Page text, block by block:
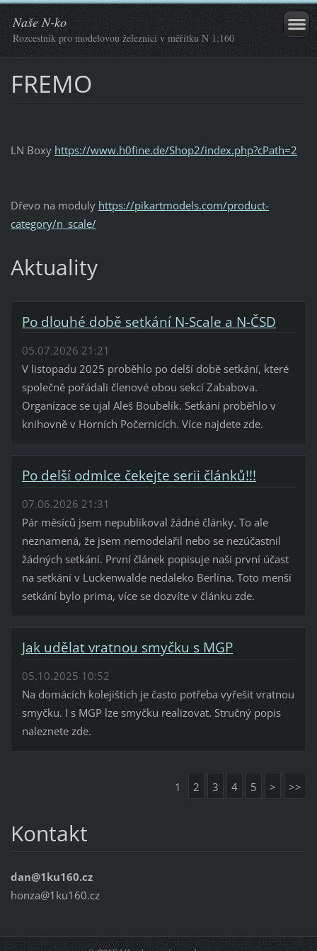
Naše N-ko
Rozcestník pro modelovou železnici v měřítku N 1:160
FREMO
LN Boxy https://www.h0fine.de/Shop2/index.php?cPath=2
Dřevo na moduly https://pikartmodels.com/product-
category/n_scale/
Aktuality
Po dlouhé době setkání N-Scale a N-ČSD
05.07.2026 21:21
V listopadu 2025 proběhlo po delší době setkání, které
společně pořádali členové obou sekcí Zababova.
Organizace se ujal Aleš Boubelík. Setkání proběhlo v
knihovně v Horních Počernicích. Více najdete zde.
Po delší odmlce čekejte serii článků!!!
07.06.2026 21:31
Pár měsíců jsem nepublikoval žádné články. To ale
neznamená, že jsem nemodelařil nebo se nezúčastnil
žádných setkání. První článek popisuje naši první účast
na setkání v Luckenwalde nedaleko Berlína. Toto menší
setkání bylo prima, více se dozvíte v článku zde.
Jak udělat vratnou smyčku s MGP
05.10.2025 10:52
Na domácích kolejištích je často potřeba vyřešit vratnou
smyčku. I s MGP lze smyčku realizovat. Stručný popis
naleznete zde.
1 2 3 4 5 > >>
Kontakt
dan@1ku160.cz
honza@1ku160.cz